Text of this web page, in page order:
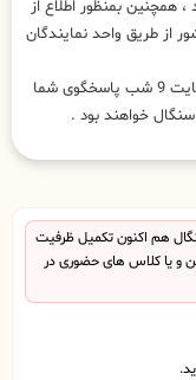
بمنظور اطلاع از
از طریق واحد نمایندگان
کارشناسان این مرکز همچنین از ساعت 8 صبح لغایت 9 شب پاسخگوی شما
خواهند بود .
هم اکنون تکمیل ظرفیت
و یا کلاس های حضوری در